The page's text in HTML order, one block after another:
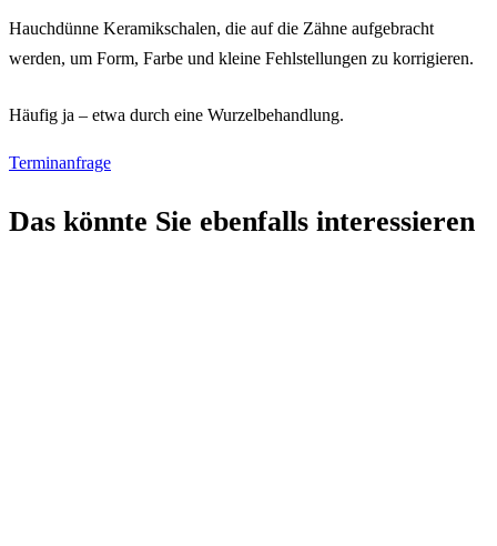
Hauchdünne Keramikschalen, die auf die Zähne aufgebracht
werden, um Form, Farbe und kleine Fehlstellungen zu korrigieren.
Häufig ja – etwa durch eine Wurzelbehandlung.
Terminanfrage
Das könnte Sie ebenfalls interessieren